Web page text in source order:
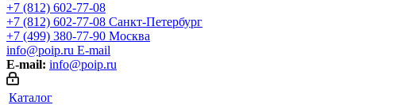
+7 (812) 602-77-08
+7 (812) 602-77-08 Санкт-Петербург
+7 (499) 380-77-90 Москва
info@poip.ru E-mail
E-mail: info@poip.ru
Каталог